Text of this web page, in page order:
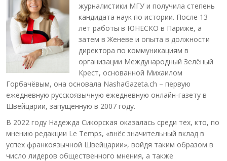
журналистики МГУ и получила степень
кандидата наук по истории. После 13
лет работы в ЮНЕСКО в Париже, а
затем в Женеве и опыта в должности
директора по коммуникациям в
организации Международный Зелёный
Крест, основанной Михаилом
Горбачёвым, она основала NashaGazeta.ch – первую
ежедневную русскоязычную ежедневную онлайн-газету в
Швейцарии, запущенную в 2007 году.
В 2022 году Надежда Сикорская оказалась среди тех, кто, по
мнению редакции Le Temps, «внёс значительный вклад в
успех франкоязычной Швейцарии», войдя таким образом в
число лидеров общественного мнения, а также